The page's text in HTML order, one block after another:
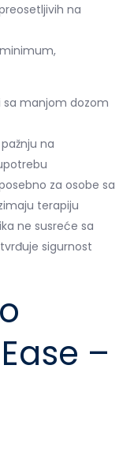
na
sa manjom dozom
na
za osobe sa
terapiju
ne susreće sa
sigurnost
–